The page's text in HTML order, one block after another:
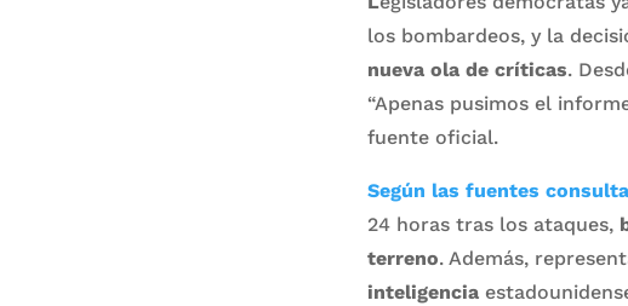
los bombardeos, y la
nueva ola de críticas.
“Apenas pusimos el
fuente oficial.
Según las fuentes
24 horas tras los ataques,
terreno. Además,
inteligencia